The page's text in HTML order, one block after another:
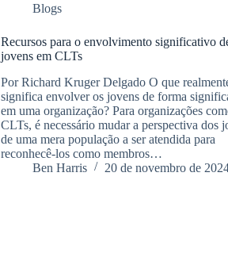
Blogs
Recursos para o envolvimento significativo
jovens em CLTs
Por Richard Kruger Delgado O que
significa envolver os jovens de forma
em uma organização? Para organizações
CLTs, é necessário mudar a perspectiva dos
de uma mera população a ser atendida para
reconhecê-los como membros…
Ben Harris
20 de novembro de